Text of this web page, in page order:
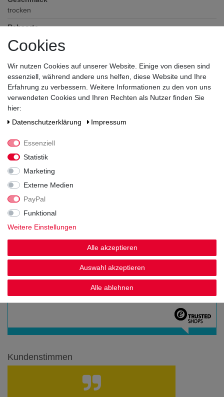
trocken
Rebsorte
2017
Alkoholgehalt
14,5% vol
Prädikat
DOCa
Korken
enthält Sulfite
Bodegas Roda, Avenida Vizcaya 5, Barrio La Estación, 26200
Haro, Spanien
Noch sind keine Bewertungen vorhanden.
Kundenstimmen
Cookies
Wir nutzen Cookies auf unserer Website. Einige von diesen sind
essenziell, während andere uns helfen, diese Website und Ihre
Erfahrung zu verbessern. Weitere Informationen zu den von uns
verwendeten Cookies und Ihren Rechten als Nutzer finden Sie
hier:
Daten­schutz­erklärung
Impressum
Essenziell
Statistik
Marketing
Externe Medien
PayPal
Funktional
Weitere Einstellungen
Alle akzeptieren
Auswahl akzeptieren
Alle ablehnen